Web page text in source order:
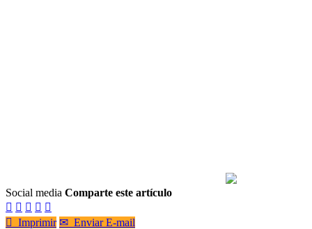
Social media Comparte este artículo
    
 Imprimir ✉ Enviar E-mail